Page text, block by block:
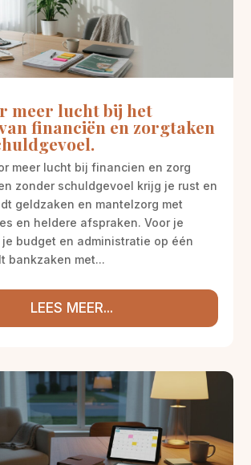
meer lucht bij het
financiën en zorgtaken
meer lucht bij financien en zorg
zonder schuldgevoel krijg je rust en
geldzaken en mantelzorg met
en heldere afspraken. Voor je
budget en administratie op één
bankzaken met...
LEES MEER...